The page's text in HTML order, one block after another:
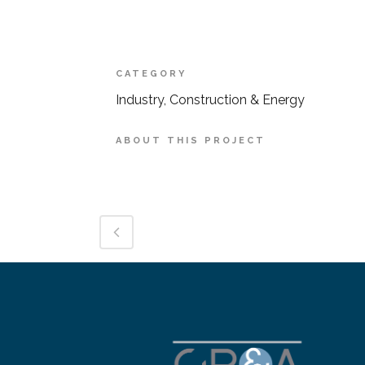
CATEGORY
Industry, Construction & Energy
ABOUT THIS PROJECT